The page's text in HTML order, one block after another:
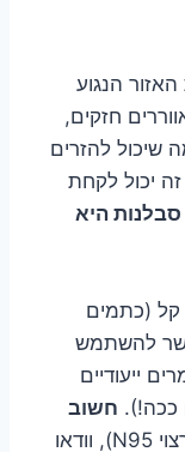
הנגוע
חזקים,
שיכול להזרים
יכול לקחת
סבלנות היא
קל (כתמים
להשתמש
או חומרים ייעודיים
ככה!). חשוב
עבדו עם כפפות, מסכה (רצוי N95), וודאו